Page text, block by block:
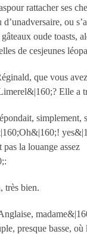
rattacher ses
d’unadversaire, ou
oude toasts,
de cesjeunes
que vous
Elle a
simplement,
la louange assez
très bien.
presque basse, où